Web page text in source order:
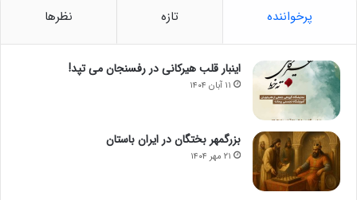
پرخواننده تازه نظرها
اینبار قلب هیرکانی در رفسنجان می تپد!
۱۱ آبان ۱۴۰۴
بزرگمهر بختگان در ایران باستان
۲۱ مهر ۱۴۰۴